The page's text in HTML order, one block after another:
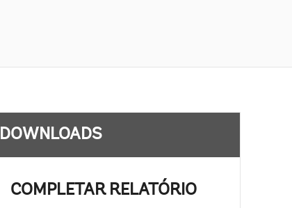
DOWNLOADS
COMPLETAR RELATÓRIO